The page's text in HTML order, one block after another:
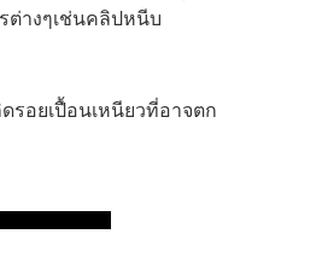
ต่างๆเช่นคลิปหนีบ
รอยเปื้อนเหนียวที่อาจตก